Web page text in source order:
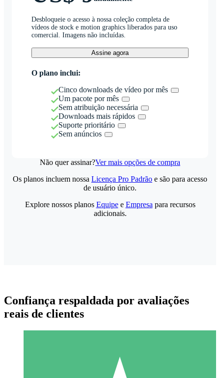
Desbloqueie o acesso à nossa coleção completa de
vídeos de stock e motion graphics liberados para uso
comercial. Imagens não incluídas.
Assine agora
O plano inclui:
Cinco downloads de vídeo por mês
Um pacote por mês
Sem atribuição necessária
Downloads mais rápidos
Suporte prioritário
Sem anúncios
Não quer assinar?Ver mais opções de compra
Os planos incluem nossa Licença Pro Padrão e são para acesso
de usuário único.
Explore nossos planos Equipee Empresa para recursos
adicionais.
Confiança respaldada por avaliações
reais de clientes